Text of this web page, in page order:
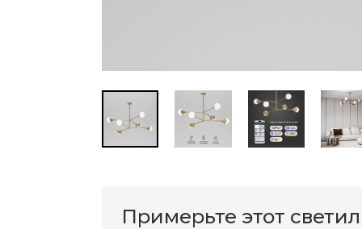
Примерьте этот